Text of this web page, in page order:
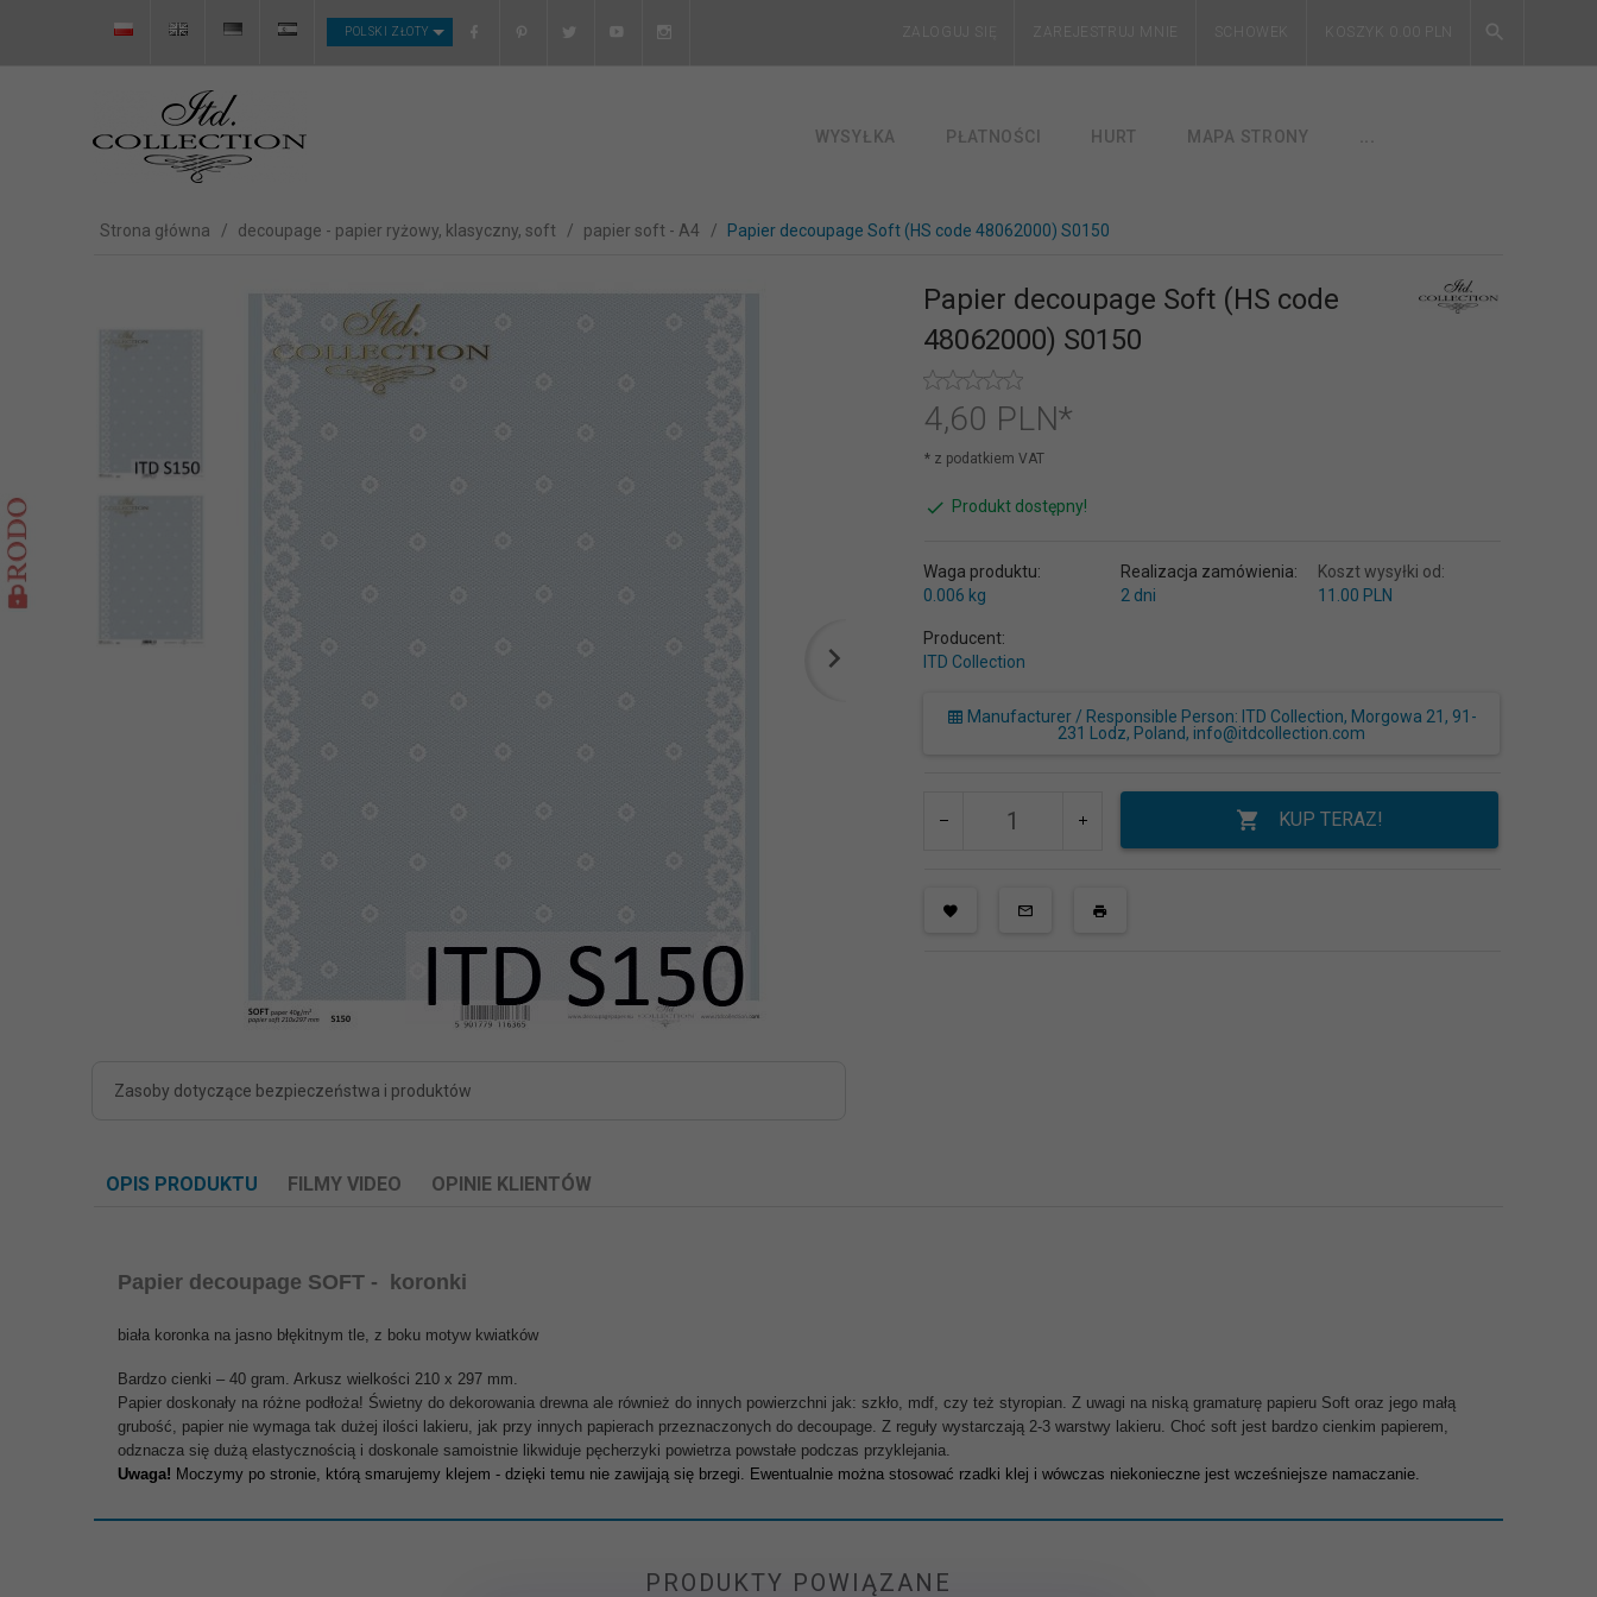
CURRENCY_H
POLSKI ZŁOTY ZALOGUJ SIĘ ZAREJESTRUJ MNIE SCHOWEK KOSZYK
WYSYŁKA PŁATNOŚCI HURT MAPA STRONY
Strona główna decoupage - papier ryżowy, klasyczny, soft papier soft - A4 Papier decoupage Soft (HS code 48062000) S0150
Zasoby dotyczące bezpieczeństwa i produktów
Papier decoupage Soft (HS code
48062000) S0150
4,60 PLN*
* z podatkiem VAT
Produkt dostępny!
Waga produktu:
0.006 kg
Realizacja zamówienia:
2 dni
Koszt wysyłki od:
11.00 PLN
Producent:
ITD Collection
Manufacturer / Responsible Person: ITD Collection, Morgowa 21, 91-
231 Lodz, Poland, info@itdcollection.com
KUP TERAZ!
OPIS PRODUKTU FILMY VIDEO OPINIE KLIENTÓW
Papier decoupage SOFT - koronki
biała koronka na jasno błękitnym tle, z boku motyw kwiatków
Bardzo cienki – 40 gram. Arkusz wielkości 210 x 297 mm.
Papier doskonały na różne podłoża! Świetny do dekorowania drewna ale również do innych powierzchni jak: szkło, mdf, czy też styropian. Z uwagi na niską gramaturę papieru Soft oraz jego małą
grubość, papier nie wymaga tak dużej ilości lakieru, jak przy innych papierach przeznaczonych do decoupage. Z reguły wystarczają 2-3 warstwy lakieru. Choć soft jest bardzo cienkim papierem,
odznacza się dużą elastycznością i doskonale samoistnie likwiduje pęcherzyki powietrza powstałe podczas przyklejania.
Uwaga! Moczymy po stronie, którą smarujemy klejem - dzięki temu nie zawijają się brzegi. Ewentualnie można stosować rzadki klej i wówczas niekonieczne jest wcześniejsze namaczanie.
PRODUKTY POWIĄZANE